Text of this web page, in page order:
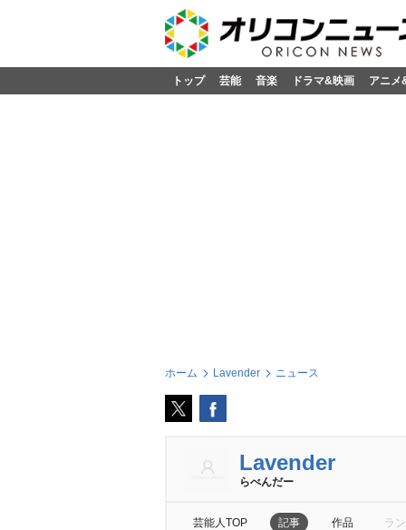
トップ 芸能 音楽 ドラマ&映画 アニメ
ホーム Lavender ニュース
Lavender
らべんだー
芸能人TOP 記事 作品 ラ